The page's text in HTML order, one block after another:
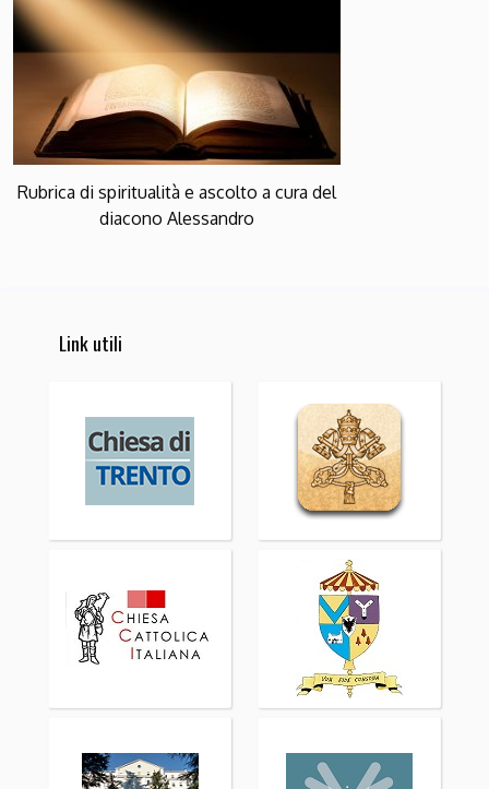
Rubrica di spiritualità e ascolto a cura del
diacono Alessandro
Link utili